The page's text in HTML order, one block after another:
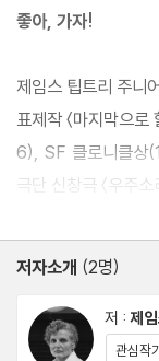
좋아, 가자!
제임스 팁트리 주니
표제작 〈마지막으
6), SF 클로니클상
극단 신창극 〈우주
인용 우주선을 선
밖으로 우주여행을
의 존재 실료빈을
저자소개 (2명)
저 : 제
관심작